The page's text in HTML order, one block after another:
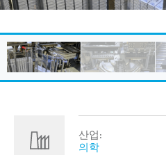
산업:
의학